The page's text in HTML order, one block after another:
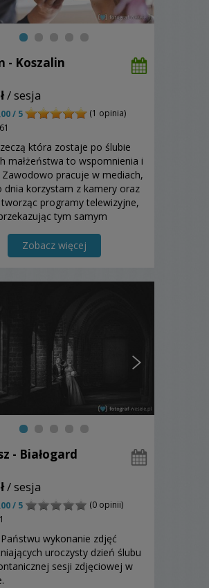
- Koszalin
/ sesja
/ 5
(1 opinia)
która zostaje po ślubie
małżeństwa to wspomnienia i
Zawodowo pracuje w mediach,
dnia korzystam z kamery oraz
programy telewizyjne,
tym samym
zainteresowaniem jest
Zobacz więcej
- Białogard
/ sesja
/ 5
(0 opinii)
wykonanie zdjęć
uroczysty dzień ślubu
sesji zdjęciowej w